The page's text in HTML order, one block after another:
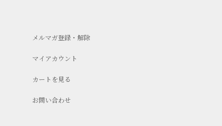
メルマガ登録・解除
マイアカウント
カートを見る
お問い合わせ